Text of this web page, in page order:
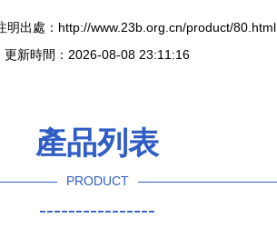
明出處：http://www.23b.org.cn/product/80.html
更新時間：2026-08-08 23:11:16
產品列表
PRODUCT
----------------